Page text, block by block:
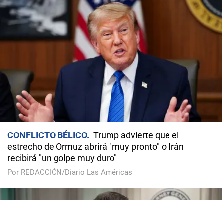
CONFLICTO BÉLICO
Trump advierte que el
estrecho de Ormuz abrirá "muy pronto" o Irán
recibirá "un golpe muy duro"
Por REDACCIÓN/Diario Las Américas